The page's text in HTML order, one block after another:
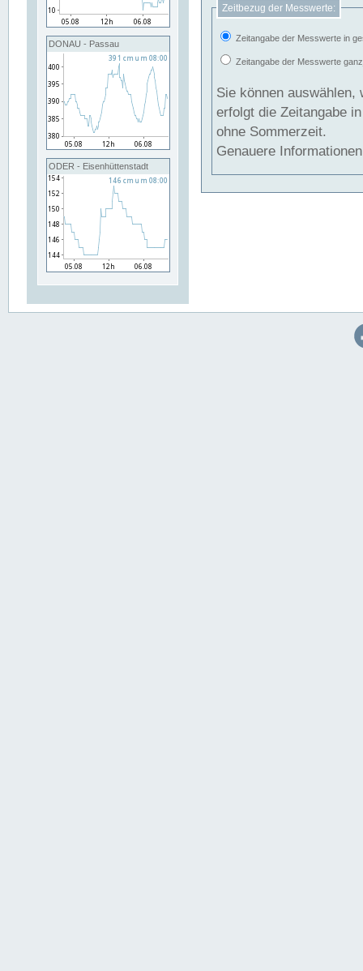
DONAU - Passau
ODER - Eisenhüttenstadt
Zeitbezug der Messwerte:
Zeitangabe der Messwerte in
Zeitangabe der Messwerte
Sie können auswählen,
erfolgt die Zeitangabe
ohne Sommerzeit.
Genauere